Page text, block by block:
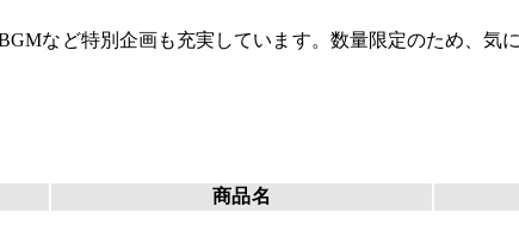
など特別企画も充実しています。数量限定のため、気
商品名